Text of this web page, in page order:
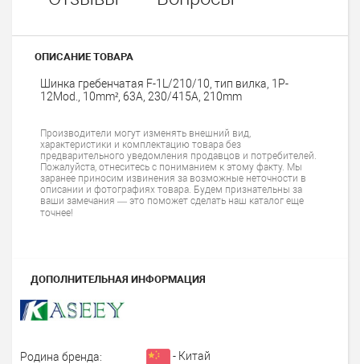
ОПИСАНИЕ ТОВАРА
Шинка гребенчатая F-1L/210/10, тип вилка, 1P-
12Mod., 10mm², 63A, 230/415A, 210mm
Производители могут изменять внешний вид,
характеристики и комплектацию товара без
предварительного уведомления продавцов и потребителей.
Пожалуйста, отнеситесь с пониманием к этому факту. Мы
заранее приносим извинения за возможные неточности в
описании и фотографиях товара. Будем признательны за
ваши замечания — это поможет сделать наш каталог еще
точнее!
ДОПОЛНИТЕЛЬНАЯ ИНФОРМАЦИЯ
Родина бренда:
- Китай